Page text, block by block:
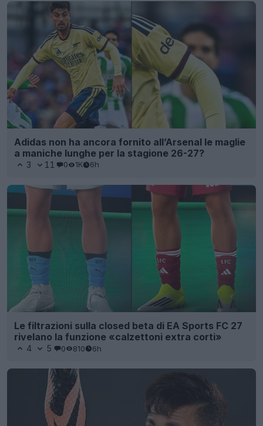
Adidas non ha ancora fornito all’Arsenal le maglie
a maniche lunghe per la stagione 26-27?
3 11 0 1K 6h
Le filtrazioni sulla closed beta di EA Sports FC 27
rivelano la funzione «calzettoni extra corti»
4 5 0 810 6h